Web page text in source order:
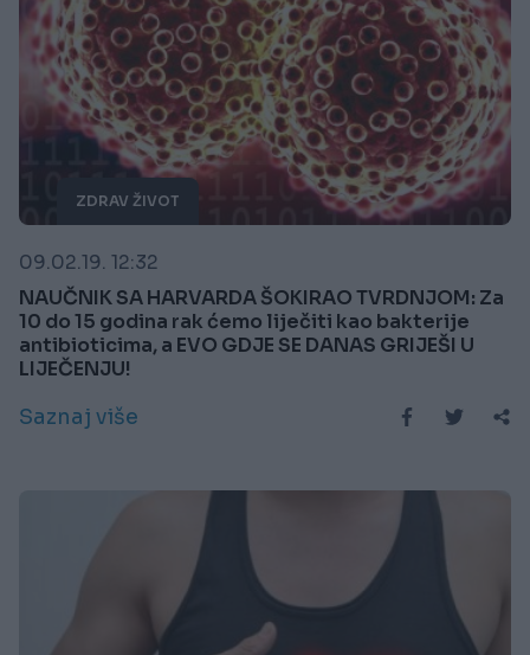
ZDRAV ŽIVOT
09.02.19. 12:32
NAUČNIK SA HARVARDA ŠOKIRAO TVRDNJOM: Za
10 do 15 godina rak ćemo liječiti kao bakterije
antibioticima, a EVO GDJE SE DANAS GRIJEŠI U
LIJEČENJU!
Saznaj više